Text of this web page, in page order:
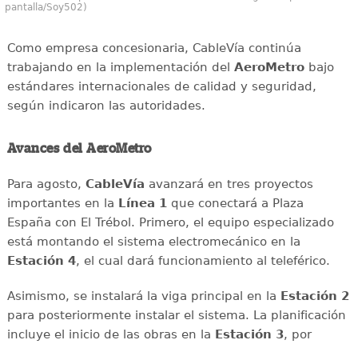
pantalla/Soy502)
Como empresa concesionaria, CableVía continúa
trabajando en la implementación del AeroMetrobajo
estándares internacionales de calidad y seguridad,
según indicaron las autoridades.
Avances del AeroMetro
Para agosto, CableVía avanzará en tres proyectos
importantes en la Línea 1que conectará a Plaza
España con El Trébol. Primero, el equipo especializado
está montando el sistema electromecánico en la
Estación 4, el cual dará funcionamiento al teleférico.
Asimismo, se instalará la viga principal en la Estación 2
para posteriormente instalar el sistema. La planificación
incluye el inicio de las obras en la Estación 3, por